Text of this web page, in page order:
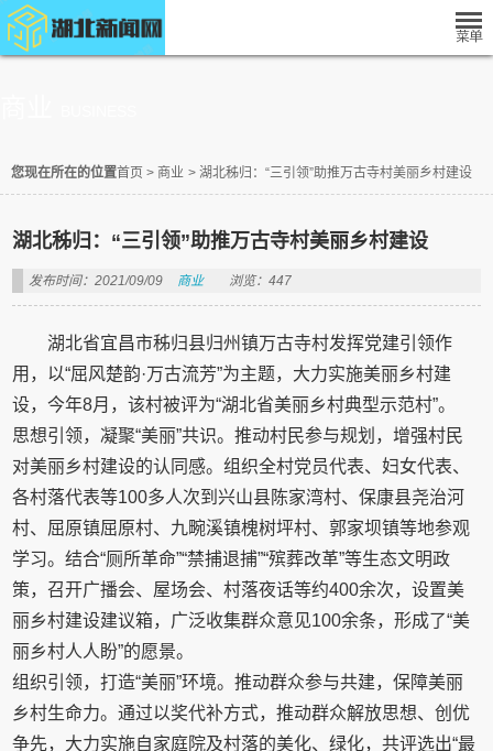
您现在所在的位置首页 > 商业 > 湖北秭归：“三引领”助推万古寺村美丽乡村建设
湖北秭归：“三引领”助推万古寺村美丽乡村建设
发布时间：2021/09/09 商业 浏览：447
湖北省宜昌市秭归县归州镇万古寺村发挥党建引领作
用，以“屈风楚韵·万古流芳”为主题，大力实施美丽乡村建
设，今年8月，该村被评为“湖北省美丽乡村典型示范村”。
思想引领，凝聚“美丽”共识。推动村民参与规划，增强村民
对美丽乡村建设的认同感。组织全村党员代表、妇女代表、
各村落代表等100多人次到兴山县陈家湾村、保康县尧治河
村、屈原镇屈原村、九畹溪镇槐树坪村、郭家坝镇等地参观
学习。结合“厕所革命”“禁捕退捕”“殡葬改革”等生态文明政
策，召开广播会、屋场会、村落夜话等约400余次，设置美
丽乡村建设建议箱，广泛收集群众意见100余条，形成了“美
丽乡村人人盼”的愿景。
组织引领，打造“美丽”环境。推动群众参与共建，保障美丽
乡村生命力。通过以奖代补方式，推动群众解放思想、创优
争先，大力实施自家庭院及村落的美化、绿化，共评选出“最